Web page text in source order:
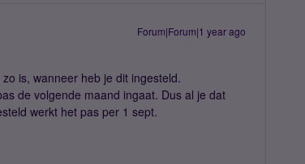
Forum|Forum|1 year ago
is, wanneer heb je dit ingesteld.
de volgende maand ingaat. Dus al je dat
werkt het pas per 1 sept.